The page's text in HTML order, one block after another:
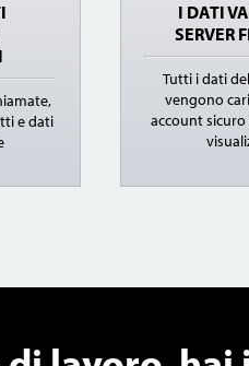
e dati
I DATI
SERVER
Tutti i dati
vengono
account sicuro